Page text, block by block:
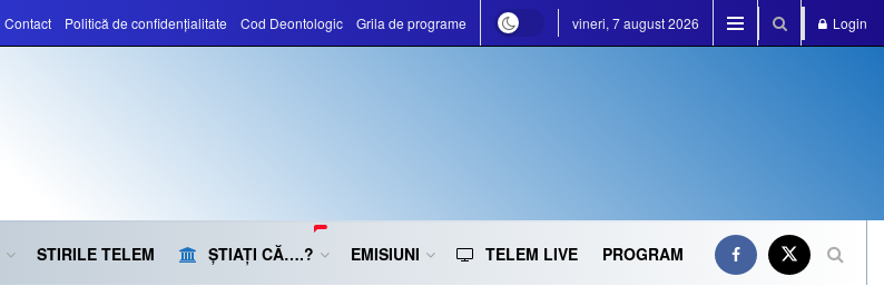
Contact Politică de confidențialitate Cod Deontologic Grila de programe vineri, 7 august 2026 Login
STIRILE TELEM ȘTIAȚI CĂ….? EMISIUNI TELEM LIVE PROGRAM